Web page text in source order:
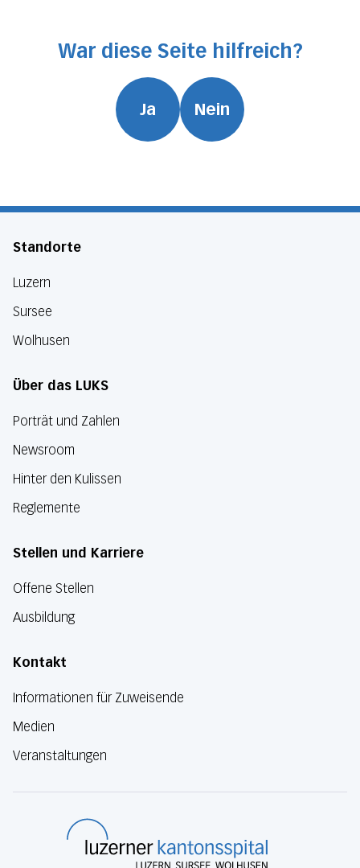
War diese Seite hilfreich?
Ja Nein
Standorte
Luzern
Sursee
Wolhusen
Über das LUKS
Porträt und Zahlen
Newsroom
Hinter den Kulissen
Reglemente
Stellen und Karriere
Offene Stellen
Ausbildung
Kontakt
Informationen für Zuweisende
Medien
Veranstaltungen